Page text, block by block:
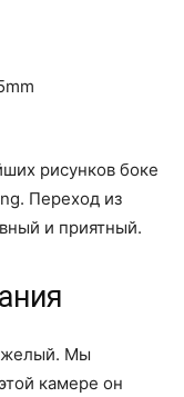
рисунков боке
Переход из
и приятный.
Мы
камере он